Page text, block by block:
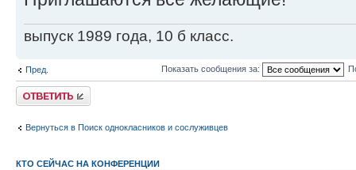
выпуск 1989 года, 10 б класс.
Пред. Показать сообщения за:
Ответить
Вернуться в Поиск однокласников и сослуживцев
КТО СЕЙЧАС НА КОНФЕРЕНЦИИ